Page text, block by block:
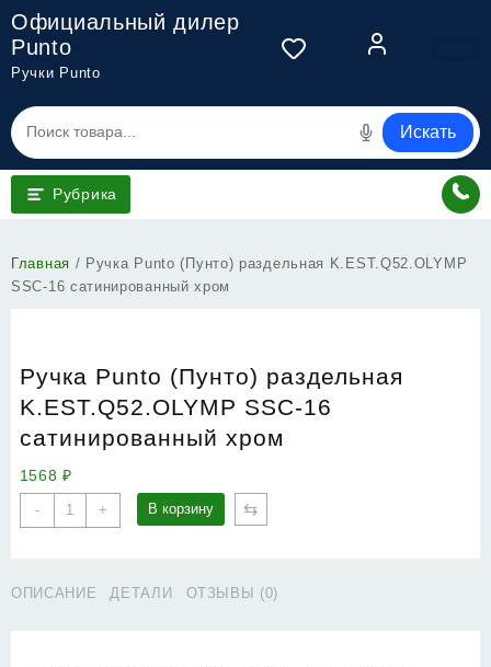
Перейти
содержимому
Официальный дилер
Punto
Ручки Punto
Искать
Рубрика
Главная / Ручка Punto (Пунто) раздельная K.EST.Q52.OLYMP
SSC-16 сатинированный хром
Ручка Punto (Пунто) раздельная
K.EST.Q52.OLYMP SSC-16
сатинированный хром
1568 ₽
-
Количество
товара
(Пунто)
+ В корзину ⇆
ОПИСАНИЕ ДЕТАЛИ ОТЗЫВЫ (0)